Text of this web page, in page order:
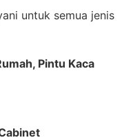
untuk semua jenis
Pintu Kaca